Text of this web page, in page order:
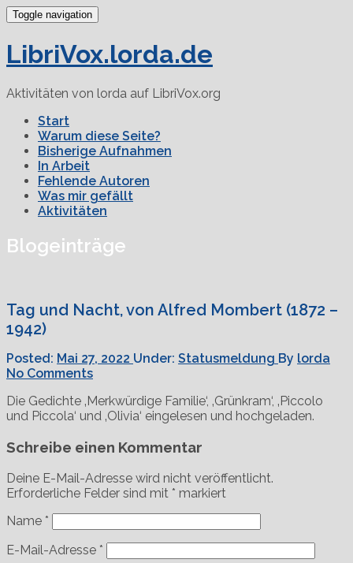
Toggle navigation
LibriVox.lorda.de
Aktivitäten von lorda auf LibriVox.org
Start
Warum diese Seite?
Bisherige Aufnahmen
In Arbeit
Fehlende Autoren
Was mir gefällt
Aktivitäten
Blogeinträge
Tag und Nacht, von Alfred Mombert (1872 –
1942)
Posted: Mai 27, 2022 Under: Statusmeldung By lorda
No Comments
Die Gedichte ‚Merkwürdige Familie‘, ‚Grünkram‘, ‚Piccolo
und Piccola‘ und ‚Olivia‘ eingelesen und hochgeladen.
Schreibe einen Kommentar
Deine E-Mail-Adresse wird nicht veröffentlicht.
Erforderliche Felder sind mit * markiert
Name *
E-Mail-Adresse *